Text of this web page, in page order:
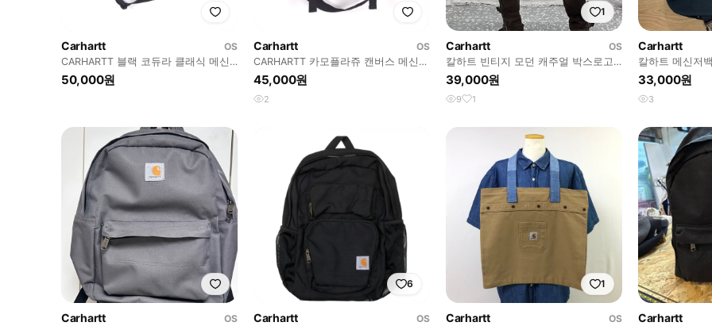
Carhartt
OS
CARHARTT 블랙 코듀라 클래식 메신
저백
50,000원
Carhartt
OS
CARHARTT 카모플라쥬 캔버스 메신저
백
45,000원
2
1
Carhartt
OS
칼하트 빈티지 모던 캐주얼 박스로고
백팩 C13809
39,000원
9 1
Carhartt
칼하트 메신저
33,000원
3
Carhartt
OS
6
Carhartt
OS
1
Carhartt
OS
Carhartt